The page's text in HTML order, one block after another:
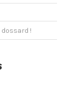
dossard !